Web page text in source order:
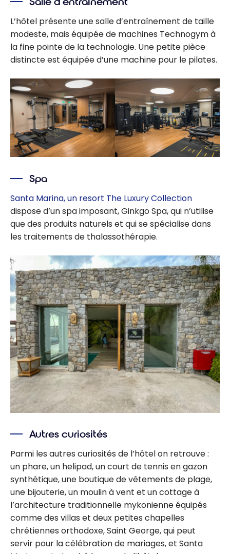
L’hôtel présente une salle d’entraînement de taille
modeste, mais équipée de machines Technogym à
la fine pointe de la technologie. Une petite pièce
distincte est équipée d’une machine pour le pilates.
Spa
Santa Marina, un resort The Luxury Collection
dispose d’un spa imposant, Ginkgo Spa, qui n’utilise
que des produits naturels et qui se spécialise dans
les traitements de thalassothérapie.
Autres curiosités
Parmi les autres curiosités de l’hôtel on retrouve :
un phare, un helipad, un court de tennis en gazon
synthétique, une boutique de vêtements de plage,
une bijouterie, un moulin à vent et un cottage à
l’architecture traditionnelle mykonienne équipés
comme des villas et deux petites chapelles
chrétiennes orthodoxe, Saint George, qui peut
servir pour la célébration de mariages, et Santa